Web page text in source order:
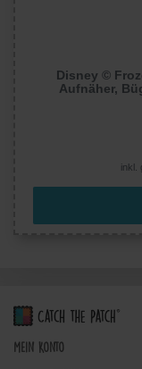
Disney ©
Aufnäher,
inkl.
Mein Konto